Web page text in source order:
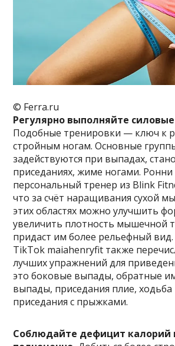
© Ferra.ru
Регулярно выполняйте
Подобные тренировки — ключ к
стройным ногам. Основные
задействуются при выпадах,
приседаниях, жиме ногами. Ронни
персональный тренер из Blink
что за счёт наращивания сухой
этих областях можно улучшить
увеличить плотность мышечной
придаст им более рельефный
TikTok maiahenryfit также
лучших упражнений для
это боковые выпады, обратные
выпады, приседания плие, ходьба
приседания с прыжками.
Соблюдайте дефицит калорий